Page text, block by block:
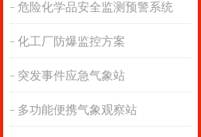
危险化学品安全监测预警系统
化工厂防爆监控方案
突发事件应急气象站
多功能便携气象观察站